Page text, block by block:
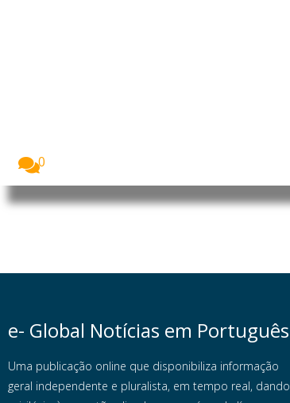
0
e- Global Notícias em Português
Uma publicação online que disponibiliza informação
geral independente e pluralista, em tempo real, dando